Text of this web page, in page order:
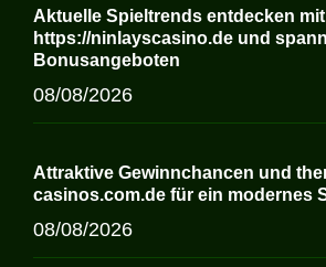
Aktuelle Spieltrends entdecken mit
https://ninlayscasino.de und
Bonusangeboten
08/08/2026
Attraktive Gewinnchancen und
casinos.com.de für ein modernes
08/08/2026